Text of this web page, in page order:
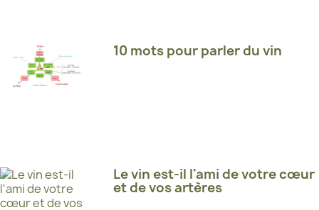
10 mots pour parler du vin
Le vin est-il l'ami de votre cœur
et de vos artères